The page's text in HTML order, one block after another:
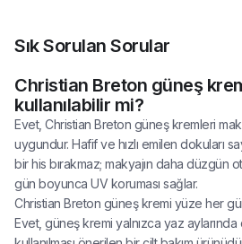
Sık Sorulan Sorular
Christian Breton güneş
kullanılabilir mi?
Evet, Christian Breton güneş kremleri
uygundur. Hafif ve hızlı emilen dokuları
bir his bırakmaz; makyajın daha düzgün
gün boyunca UV koruması sağlar.
Christian Breton güneş kremi yüze her
Evet, güneş kremi yalnızca yaz